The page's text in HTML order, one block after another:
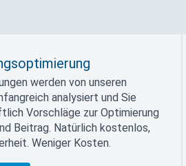
werden von unseren
analysiert und Sie
Vorschläge zur Optimierung
Beitrag. Natürlich kostenlos,
Weniger Kosten.